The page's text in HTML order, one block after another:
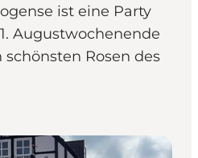
ist eine Party
Augustwochenende
Rosen des